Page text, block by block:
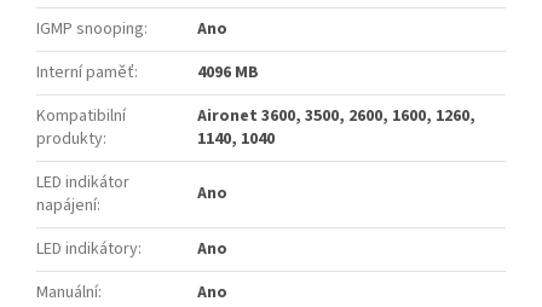
IGMP snooping:
Ano
Interní paměť:
4096 MB
Kompatibilní
produkty:
Aironet 3600, 3500, 2600, 1600, 1260,
1140, 1040
LED indikátor
napájení: Ano
LED indikátory:
Ano
Manuální:
Ano